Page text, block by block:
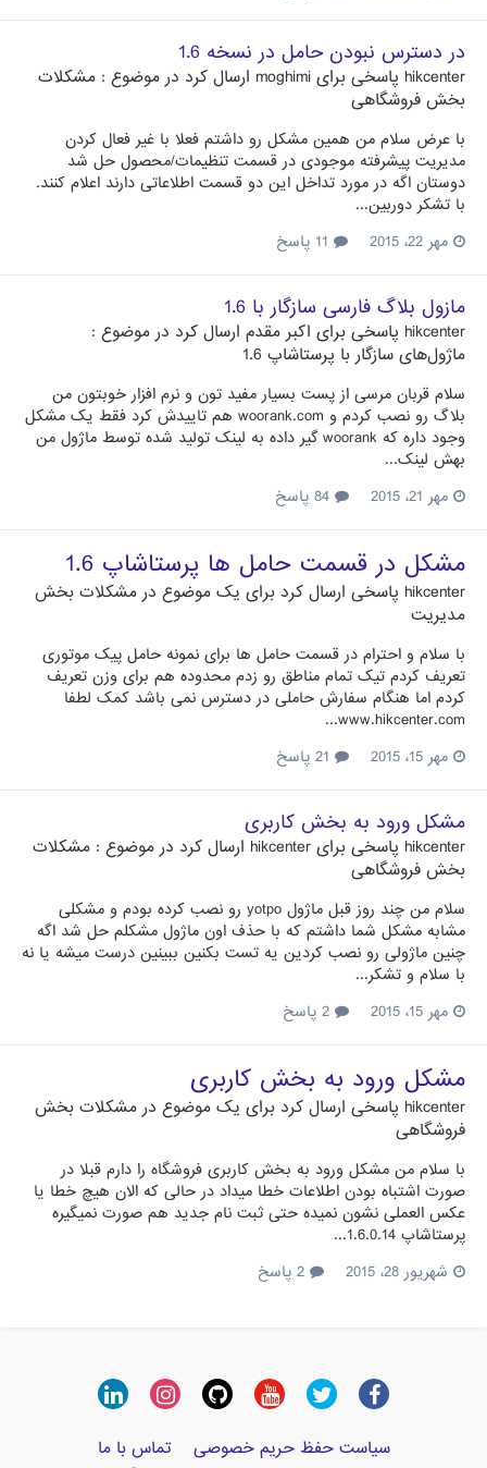
در دسترس نبودن حامل در نسخه 1.6
hikcenter پاسخی برای moghimi ارسال کرد در موضوع : مشکلات
بخش فروشگاهی
با عرض سلام من همین مشکل رو داشتم فعلا با غیر فعال کردن
مدیریت پیشرفته موجودی در قسمت تنظیمات/محصول حل شد
دوستان اگه در مورد تداخل این دو قسمت اطلاعاتی دارند اعلام کنند.
با تشکر دوربین...
مهر 22، 2015
مازول بلاگ فارسی سازگار با 1.6
hikcenter پاسخی برای اکبر مقدم ارسال کرد در موضوع :
ماژول‌های سازگار با پرستاشاپ 1.6
سلام قربان مرسی از پست بسیار مفید تون و نرم افزار خوبتون من
بلاگ رو نصب کردم و woorank.com هم تاییدش کرد فقط یک مشکل
وجود داره که woorank گیر داده به لینک تولید شده توسط ماژول من
بهش لینک...
مهر 21، 2015
مشکل در قسمت حامل ها پرستاشاپ 1.6
hikcenter پاسخی ارسال کرد برای یک موضوع در مشکلات بخش
مدیریت
با سلام و احترام در قسمت حامل ها برای نمونه حامل پیک موتوری
تعریف کردم تیک تمام مناطق رو زدم محدوده هم برای وزن تعریف
کردم اما هنگام سفارش حاملی در دسترس نمی باشد کمک لطفا
www.hikcenter.com...
مهر 15، 2015
مشکل ورود به بخش کاربری
hikcenter پاسخی برای hikcenter ارسال کرد در موضوع : مشکلات
بخش فروشگاهی
سلام من چند روز قبل ماژول yotpo رو نصب کرده بودم و مشکلی
مشابه مشکل شما داشتم که با حذف اون ماژول مشکلم حل شد اگه
چنین ماژولی رو نصب کردین یه تست بکنین ببینین درست میشه یا نه
با سلام و تشکر...
مهر 15، 2015
مشکل ورود به بخش کاربری
hikcenter پاسخی ارسال کرد برای یک موضوع در مشکلات بخش
فروشگاهی
با سلام من مشکل ورود به بخش کاربری فروشگاه را دارم قبلا در
صورت اشتباه بودن اطلاعات خطا میداد در حالی که الان هیچ خطا یا
عکس العملی نشون نمیده حتی ثبت نام جدید هم صورت نمیگیره
پرستاشاپ 1.6.0.14...
شهریور 28، 2015
سیاست حفظ حریم خصوصی تماس با ما